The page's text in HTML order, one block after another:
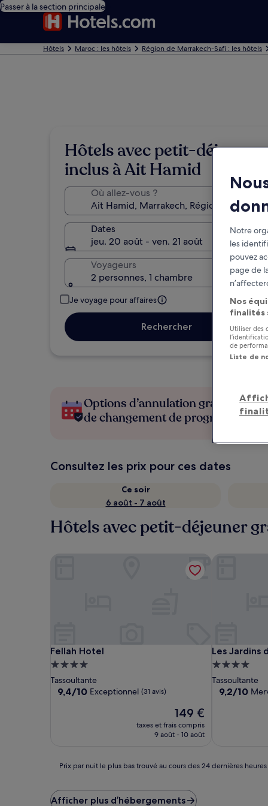
Passer à la section principale
Hôtels Maroc : les hôtels Région de Marrakech-Safi : les hôtels
Hôtels avec petit-déjeuner
inclus à Ait Hamid
Où allez-vous ?
Dates
jeu. 20 août - ven. 21 août
Voyageurs
2 personnes, 1 chambre
Je voyage pour affaires
Rechercher
Options d’annulation gratuite en
de changement de programme
Consultez les prix pour ces dates
Ce soir
6 août - 7 août
Hôtels avec petit-déjeuner
Fellah Hotel
Fellah Hotel
Hébergement
4.0 étoiles
Tassoultante
9.4
9,4/10 Exceptionnel (31 avis)
Le
nouveau
prix
149 €
149 €
taxes et frais compris
9 août - 10 août
Les Jardins
Les Jardins
Hébergement
4.0 étoiles
Tassoultante
9.2
9,2/10
Prix
nuit
le
Prix par nuit le plus bas trouvé au cours des 24 dernières
Afficher plus d’hébergements
Notre
les
pouvez
page de
Nos
finalités
Utiliser des
de
Liste de